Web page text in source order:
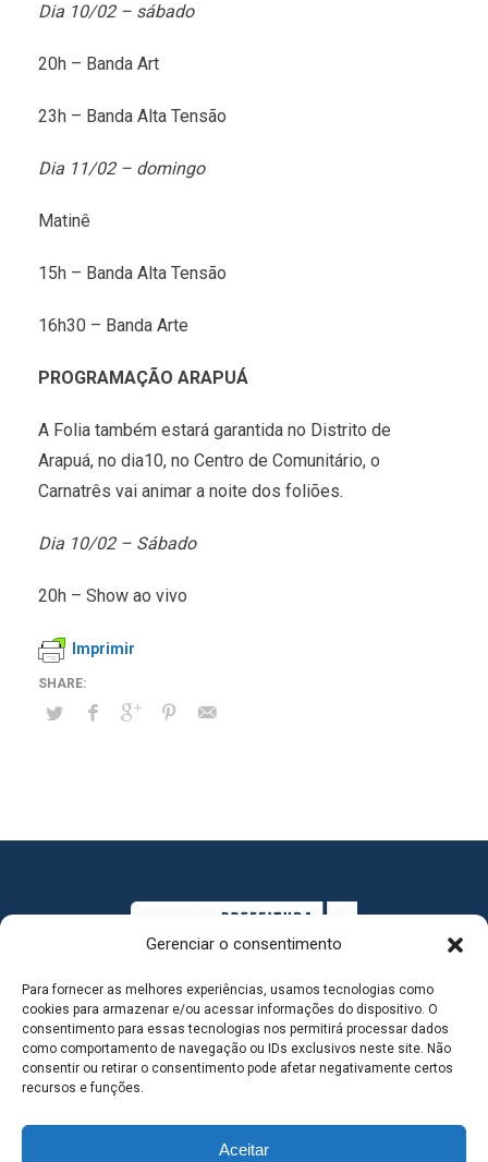
Gerenciar o consentimento
Para fornecer as melhores experiências, usamos tecnologias como
cookies para armazenar e/ou acessar informações do dispositivo. O
consentimento para essas tecnologias nos permitirá processar dados
como comportamento de navegação ou IDs exclusivos neste site. Não
consentir ou retirar o consentimento pode afetar negativamente certos
recursos e funções.
Aceitar
Dia 10/02 – sábado
20h – Banda Art
23h – Banda Alta Tensão
Dia 11/02 – domingo
Matinê
15h – Banda Alta Tensão
16h30 – Banda Arte
PROGRAMAÇÃO ARAPUÁ
A Folia também estará garantida no Distrito de
Arapuá, no dia10, no Centro de Comunitário, o
Carnatrês vai animar a noite dos foliões.
Dia 10/02 – Sábado
20h – Show ao vivo
Imprimir
MAPA DO SITE